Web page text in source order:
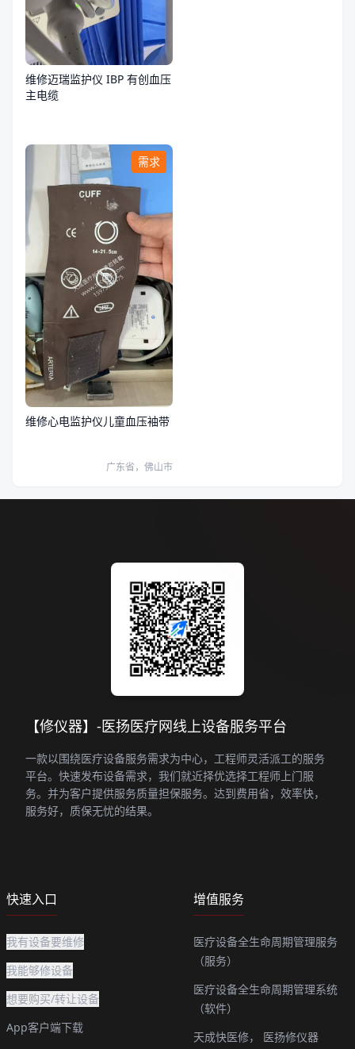
维修迈瑞监护仪 IBP 有创血压
主电缆
需求
维修心电监护仪儿童血压袖带
广东省，佛山市
【修仪器】-医扬医疗网线上设备服务平台
一款以围绕医疗设备服务需求为中心，工程师灵活派工的服务
平台。快速发布设备需求，我们就近择优选择工程师上门服
务。并为客户提供服务质量担保服务。达到费用省，效率快，
服务好，质保无忧的结果。
快速入口
我有设备要维修
我能够修设备
想要购买/转让设备
App客户端下载
增值服务
医疗设备全生命周期管理服务
（服务）
医疗设备全生命周期管理系统
（软件）
天成快医修，
医扬修仪器